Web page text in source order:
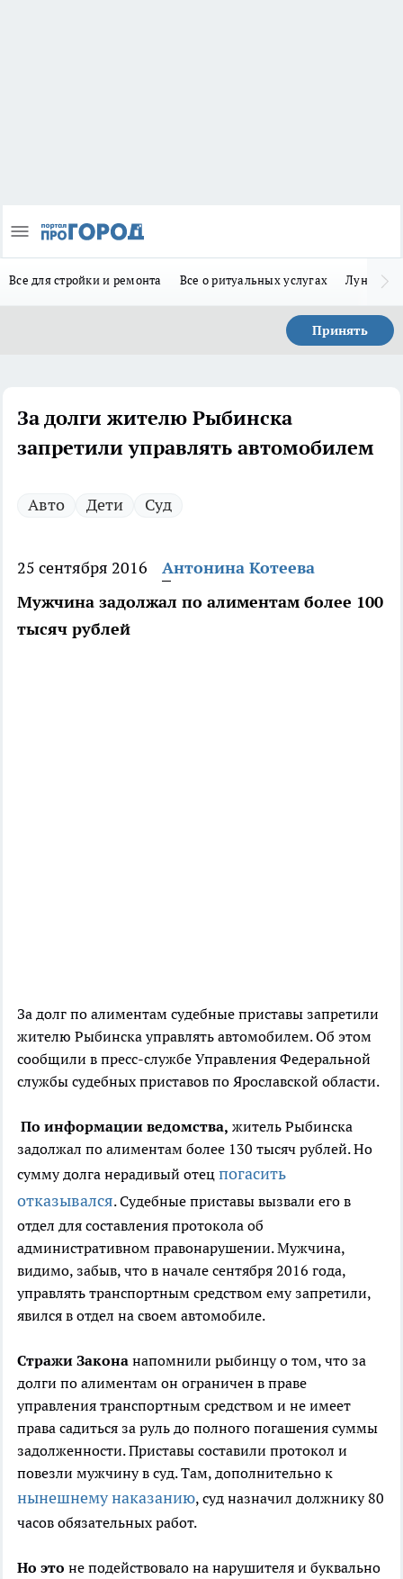
Все для стройки и ремонта Все о ритуальных услугах Лунно-
Принять
За долги жителю Рыбинска
запретили управлять автомобилем
Авто Дети Суд
25 сентября 2016
Антонина Котеева
Мужчина задолжал по алиментам более 100
тысяч рублей
За долг по алиментам судебные приставы запретили
жителю Рыбинска управлять автомобилем. Об этом
сообщили в пресс-службе Управления Федеральной
службы судебных приставов по Ярославской области.
По информации ведомства, житель Рыбинска
задолжал по алиментам более 130 тысяч рублей. Но
сумму долга нерадивый отец погасить
отказывался. Судебные приставы вызвали его в
отдел для составления протокола об
административном правонарушении. Мужчина,
видимо, забыв, что в начале сентября 2016 года,
управлять транспортным средством ему запретили,
явился в отдел на своем автомобиле.
Стражи Закона напомнили рыбинцу о том, что за
долги по алиментам он ограничен в праве
управления транспортным средством и не имеет
права садиться за руль до полного погашения суммы
задолженности. Приставы составили протокол и
повезли мужчину в суд. Там, дополнительно к
нынешнему наказанию, суд назначил должнику 80
часов обязательных работ.
Но это не подействовало на нарушителя и буквально